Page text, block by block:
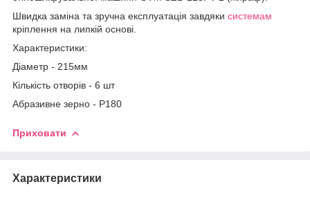
Швидка заміна та зручна експлуатація завдяки системам
кріплення на липкій основі.
Характеристики:
Діаметр - 215мм
Кількість отворів - 6 шт
Абразивне зерно - P180
Приховати
Характеристики